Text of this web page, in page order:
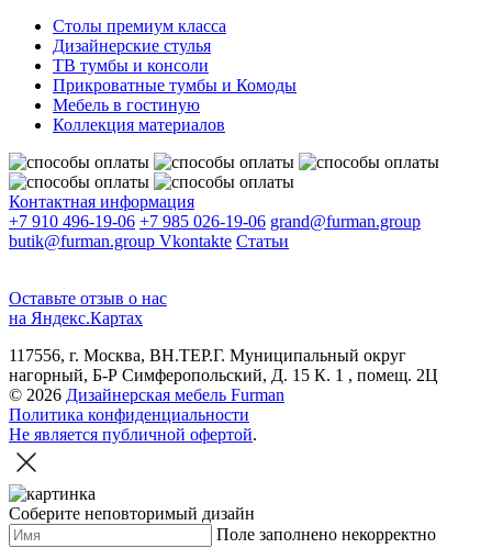
Столы премиум класса
Дизайнерские стулья
ТВ тумбы и консоли
Прикроватные тумбы и Комоды
Мебель в гостиную
Коллекция материалов
Контактная информация
+7 910 496-19-06 +7 985 026-19-06 grand@furman.group
butik@furman.group Vkontakte Статьи
Оставьте отзыв о нас
на Яндекс.Картах
117556, г. Москва, ВН.ТЕР.Г. Муниципальный округ
нагорный, Б-Р Симферопольский, Д. 15 К. 1 , помещ. 2Ц
© 2026 Дизайнерская мебель Furman
Политика конфиденциальности
Не является публичной офертой.
Соберите неповторимый дизайн
Поле заполнено некорректно